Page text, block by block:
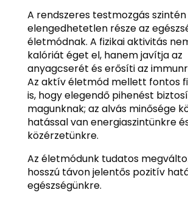
A rendszeres testmozgás szintén
elengedhetetlen része az
életmódnak. A fizikai aktivitás
kalóriát éget el, hanem javítja az
anyagcserét és erősíti az
Az aktív életmód mellett fontos
is, hogy elegendő pihenést
magunknak; az alvás minősége
hatással van energiaszintünkre
közérzetünkre.
Az életmódunk tudatos
hosszú távon jelentős pozitív
egészségünkre.